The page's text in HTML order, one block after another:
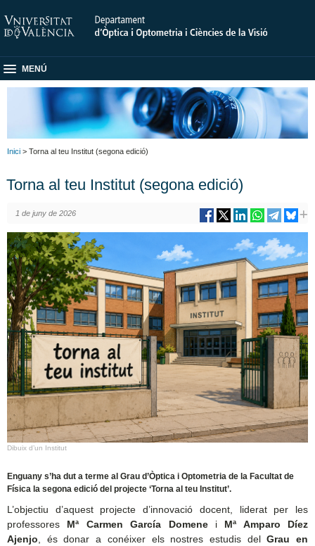
MENÚ
Inici > Torna al teu Institut (segona edició)
Torna al teu Institut (segona edició)
1 de juny de 2026
Dibuix d’un Institut
Enguany s’ha dut a terme al Grau d’Òptica i Optometria de la Facultat de
Física la segona edició del projecte ‘Torna al teu Institut’.
L’objectiu d’aquest projecte d’innovació docent, liderat per les
professores Mª Carmen García Domenei Mª Amparo Díez
Ajenjo , és donar a conéixer els nostres estudis delGrau en